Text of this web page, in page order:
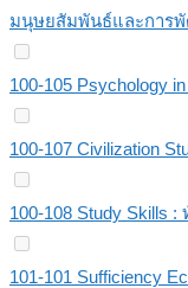
มนุษยสัมพันธ์และการ
100-105 Psychology
100-107 Civilization
100-108 Study Skills
101-101 Sufficiency